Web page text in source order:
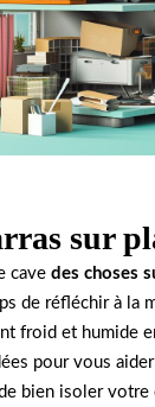
sur
cave des choses
de réfléchir à la
froid et humide
pour vous
de bien isoler